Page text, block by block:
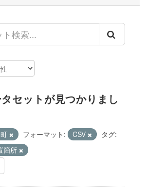
セットが見つかりまし
フォーマット: CSV
タグ:
箇所